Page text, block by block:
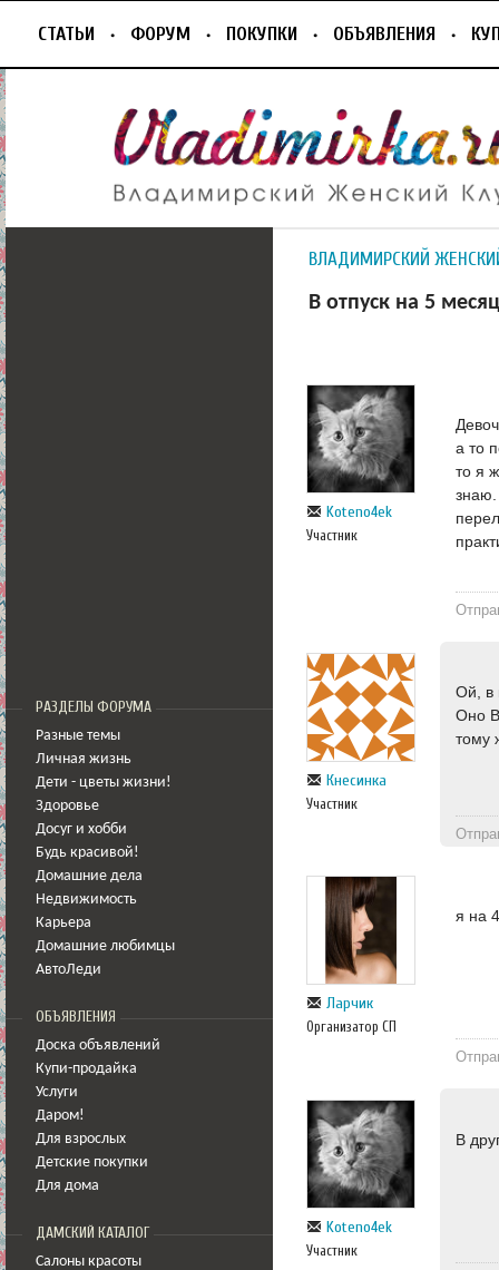
СТАТЬИ ФОРУМ ПОКУПКИ ОБЪЯВЛЕНИЯ
РАЗДЕЛЫ ФОРУМА
Разные темы
Личная жизнь
Дети - цветы жизни!
Здоровье
Досуг и хобби
Будь красивой!
Домашние дела
Недвижимость
Карьера
Домашние любимцы
АвтоЛеди
ОБЪЯВЛЕНИЯ
Доска объявлений
Купи-продайка
Услуги
Даром!
Для взрослых
Детские покупки
Для дома
ДАМСКИЙ КАТАЛОГ
Салоны красоты
ВЛАДИМИРСКИЙ
В отпуск на 5
Koteno4ek
Участник
а то
то я
знаю.
Кнесинка
Участник
Ой, в
Оно
тому
Ларчик
Организатор СП
я на
Koteno4ek
Участник
В